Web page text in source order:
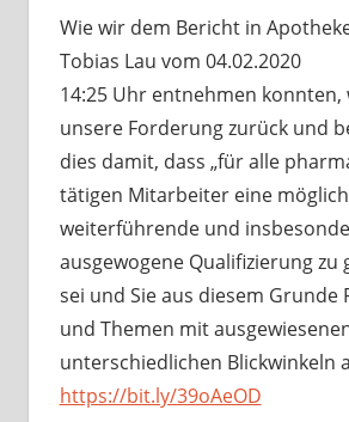
Wie wir dem Bericht in
Tobias Lau vom 04.02.2020
14:25 Uhr entnehmen konnten,
unsere Forderung zurück und
dies damit, dass „für alle
tätigen Mitarbeiter eine
weiterführende und
ausgewogene Qualifizierung zu
sei und Sie aus diesem Grunde
und Themen mit
unterschiedlichen Blickwinkeln
https://bit.ly/39oAeOD